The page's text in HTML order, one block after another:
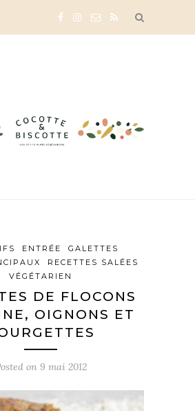
ENTRÉE
GALETTES
RECETTES SALÉES
VÉGÉTARIEN
DE FLOCONS
OIGNONS ET
on 9 mai 2012